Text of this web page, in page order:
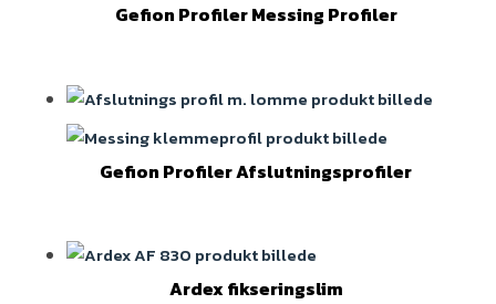
Gefion Profiler Messing Profiler
Gefion Profiler Afslutningsprofiler
Ardex fikseringslim